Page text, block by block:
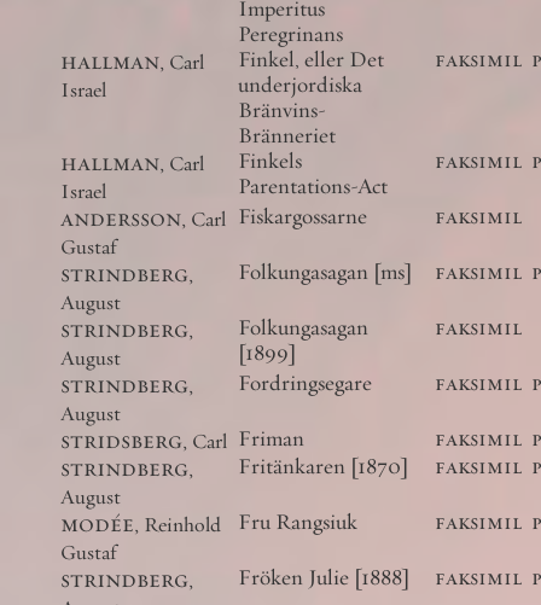
Imperitus
Peregrinans
hallman, Carl
Israel
Finkel, eller Det
underjordiska
Bränvins-
Bränneriet
faksimil
hallman, Carl
Israel
Finkels
Parentations-Act
faksimil
andersson, Carl
Gustaf
Fiskargossarne faksimil
strindberg,
August
Folkungasagan [ms] faksimil
strindberg,
August
Folkungasagan
[1899]
faksimil
strindberg,
August
Fordringsegare faksimil
stridsberg, Carl Friman faksimil
strindberg,
August
Fritänkaren [1870] faksimil
modée, Reinhold
Gustaf
Fru Rangsiuk faksimil
strindberg, Fröken Julie [1888] faksimil